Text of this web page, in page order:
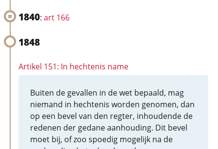
1840: art 166
1848
Artikel 151: In hechtenis name
Buiten de gevallen in de wet bepaald, mag
niemand in hechtenis worden genomen, dan
op een bevel van den regter, inhoudende de
redenen der gedane aanhouding. Dit bevel
moet bij, of zoo spoedig mogelijk na de